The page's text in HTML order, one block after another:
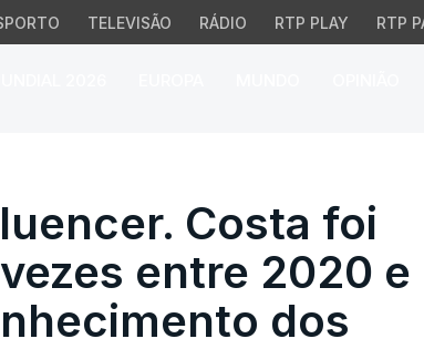
TELEVISÃO RÁDIO RTP PLAY RTP
Costa foi
Costa foi
entre 2020 e
dos